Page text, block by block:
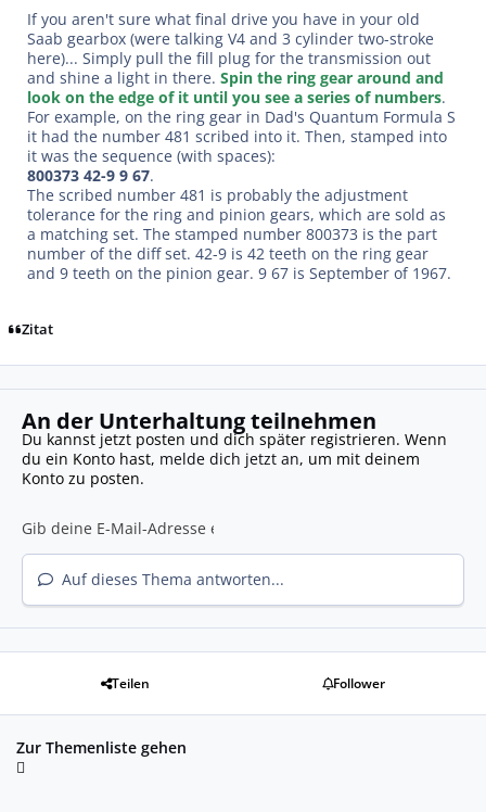
If you aren't sure what final drive you have in your old
Saab gearbox (were talking V4 and 3 cylinder two-stroke
here)... Simply pull the fill plug for the transmission out
and shine a light in there.Spin the ring gear around and
look on the edge of it until you see a series of numbers.
For example, on the ring gear in Dad's Quantum Formula S
it had the number 481 scribed into it. Then, stamped into
it was the sequence (with spaces):
800373 42-9 9 67.
The scribed number 481 is probably the adjustment
tolerance for the ring and pinion gears, which are sold as
a matching set. The stamped number 800373 is the part
number of the diff set. 42-9 is 42 teeth on the ring gear
and 9 teeth on the pinion gear. 9 67 is September of 1967.
Zitat
An der Unterhaltung teilnehmen
Du kannst jetzt posten und dich später registrieren. Wenn
du ein Konto hast, melde dich jetzt an, um mit deinem
Konto zu posten.
Auf dieses Thema antworten...
Teilen Follower
Zur Themenliste gehen